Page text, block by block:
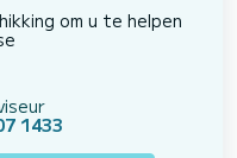
om u te helpen
1433